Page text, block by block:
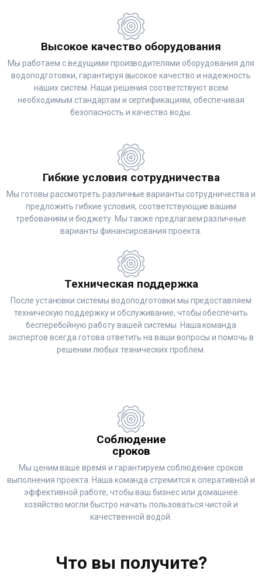
Высокое качество оборудования
Мы работаем с ведущими производителями оборудования для
водоподготовки, гарантируя высокое качество и надежность
наших систем. Наши решения соответствуют всем
необходимым стандартам и сертификациям, обеспечивая
безопасность и качество воды.
Гибкие условия сотрудничества
Мы готовы рассмотреть различные варианты сотрудничества и
предложить гибкие условия, соответствующие вашим
требованиям и бюджету. Мы также предлагаем различные
варианты финансирования проекта.
Техническая поддержка
После установки системы водоподготовки мы предоставляем
техническую поддержку и обслуживание, чтобы обеспечить
бесперебойную работу вашей системы. Наша команда
экспертов всегда готова ответить на ваши вопросы и помочь в
решении любых технических проблем.
Соблюдение
сроков
Мы ценим ваше время и гарантируем соблюдение сроков
выполнения проекта. Наша команда стремится к оперативной и
эффективной работе, чтобы ваш бизнес или домашнее
хозяйство могли быстро начать пользоваться чистой и
качественной водой.
Что вы получите?